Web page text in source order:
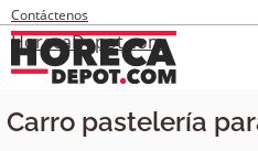
Contáctenos
HorecaDepot.com
Carro pastelería